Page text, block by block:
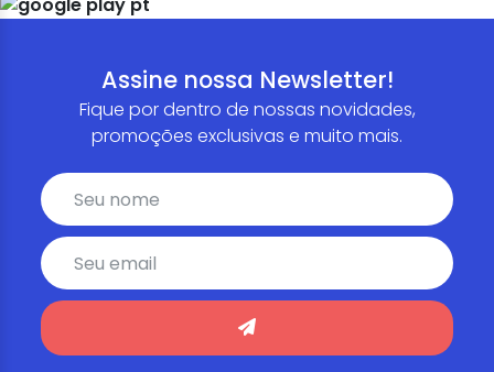
Assine nossa Newsletter!
Fique por dentro de nossas novidades,
promoções exclusivas e muito mais.